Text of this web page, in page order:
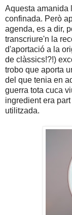
Aquesta amanida
confinada. Però
agenda, es a dir,
transcriure'n la
d'aportació a la
de clàssics!?!)
trobo que aporta
del que tenia en
guerra tota cuca
ingredient era
utilitzada.